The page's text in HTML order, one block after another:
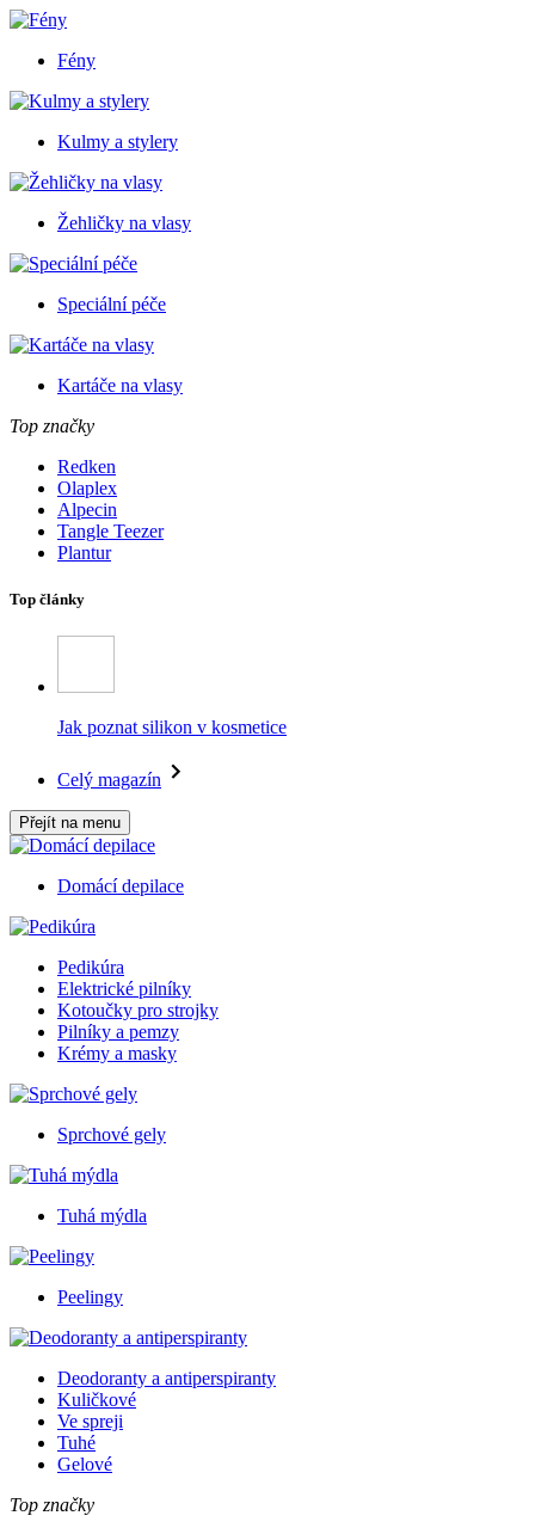
Fény
Kulmy a stylery
Žehličky na vlasy
Speciální péče
Kartáče na vlasy
Top značky
Redken
Olaplex
Alpecin
Tangle Teezer
Plantur
Top články
Jak poznat silikon v kosmetice
Celý magazín
Přejít na menu
Domácí depilace
Pedikúra
Elektrické pilníky
Kotoučky pro strojky
Pilníky a pemzy
Krémy a masky
Sprchové gely
Tuhá mýdla
Peelingy
Deodoranty a antiperspiranty
Kuličkové
Ve spreji
Tuhé
Gelové
Top značky